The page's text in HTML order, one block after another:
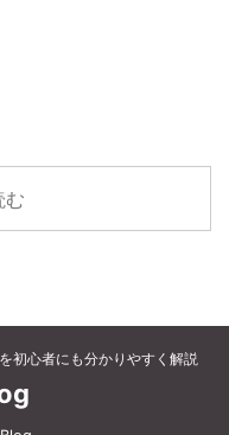
む
初心者にも分かりやすく解説